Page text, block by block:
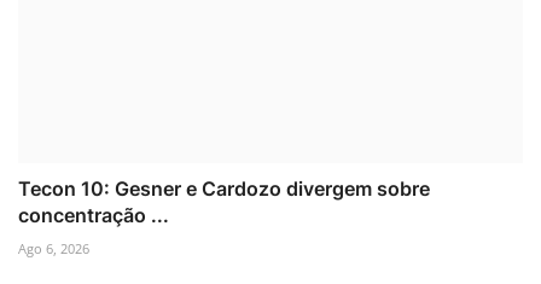
Tecon 10: Gesner e Cardozo divergem sobre
concentração ...
Ago 6, 2026